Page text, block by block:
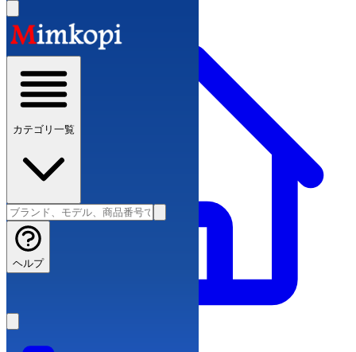
カテゴリ一覧
ヘルプ